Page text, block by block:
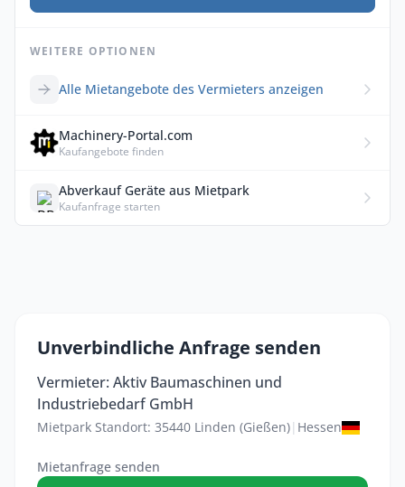
WEITERE OPTIONEN
Alle Mietangebote des Vermieters anzeigen
Machinery-Portal.com
Kaufangebote finden
Abverkauf Geräte aus Mietpark
Kaufanfrage starten
Unverbindliche Anfrage senden
Vermieter: Aktiv Baumaschinen und
Industriebedarf GmbH
Mietpark Standort: 35440 Linden (Gießen)| Hessen
Mietanfrage senden